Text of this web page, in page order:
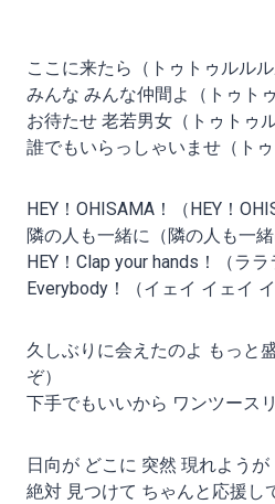
ここに来たら（トゥトゥルルル
みんな みんな仲間よ（トゥト
お待たせ 老若男女（トゥトゥ
誰でもいらっしゃいませ（トゥ
HEY！OHISAMA！（HEY！
隣の人も一緒に（隣の人も一緒
HEY！Clap your hands！（ララ
Everybody！（イェイ イェイ
久しぶりに会えたのよ もっと
ぞ）
下手でもいいから ワンツース
日向が どこに 突然 現れようが
絶対 見つけて ちゃんと応援し